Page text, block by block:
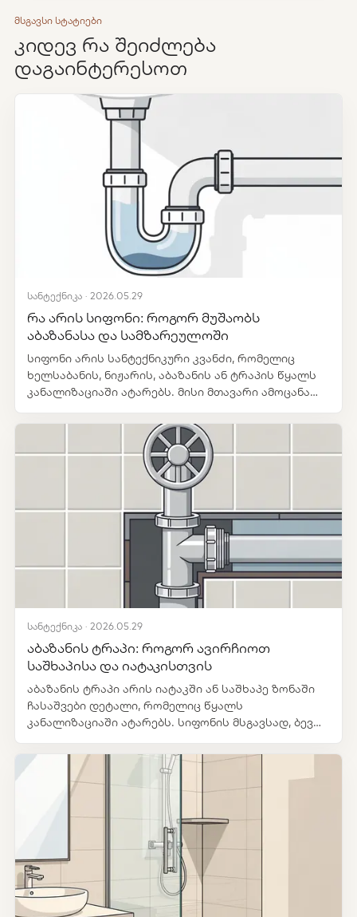
მსგავსი სტატიები
კიდევ რა შეიძლება
დაგაინტერესოთ
სანტექნიკა · 2026.05.29
რა არის სიფონი: როგორ მუშაობს
აბაზანასა და სამზარეულოში
სიფონი არის სანტექნიკური კვანძი, რომელიც
ხელსაბანის, ნიჟარის, აბაზანის ან ტრაპის წყალს
კანალიზაციაში ატარებს. მისი მთავარი ამოცანა
სანტექნიკა · 2026.05.29
აბაზანის ტრაპი: როგორ ავირჩიოთ
საშხაპისა და იატაკისთვის
აბაზანის ტრაპი არის იატაკში ან საშხაპე ზონაში
ჩასაშვები დეტალი, რომელიც წყალს
კანალიზაციაში ატარებს. სიფონის მსგავსად, ბევრ
ტრაპი იატაკის, ჰიდროიზოლაციის და ფილების
მონტაჟთან უფრო მჭიდროდ არის დაკავშირებული.